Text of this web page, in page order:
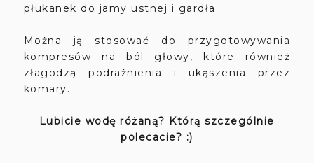
płukanek do jamy ustnej i gardła.
Można ją stosować do przygotowywania
kompresów na ból głowy, które również
złagodzą podrażnienia i ukąszenia przez
komary.
Lubicie wodę różaną? Którą szczególnie
polecacie? :)